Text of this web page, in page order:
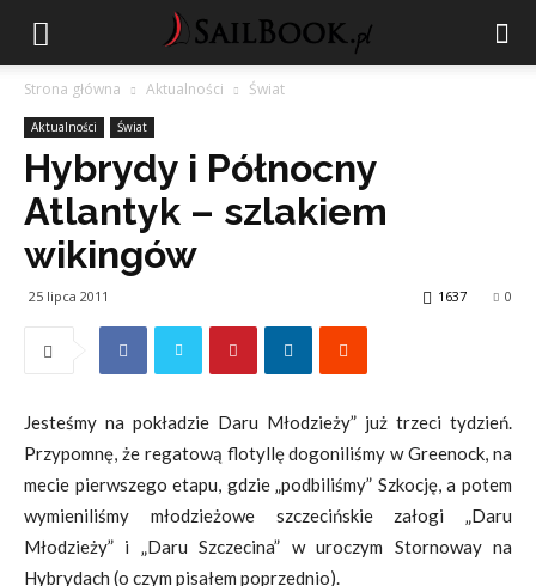
Strona główna Aktualności Świat
Aktualności Świat
Hybrydy i Północny
Atlantyk – szlakiem
wikingów
25 lipca 2011 0
1637
Jesteśmy na pokładzie Daru Młodzieży” już trzeci tydzień.
Przypomnę, że regatową flotyllę dogoniliśmy w Greenock, na
mecie pierwszego etapu, gdzie „podbiliśmy” Szkocję, a potem
wymieniliśmy młodzieżowe szczecińskie załogi „Daru
Młodzieży” i „Daru Szczecina” w uroczym Stornoway na
Hybrydach (o czym pisałem poprzednio).